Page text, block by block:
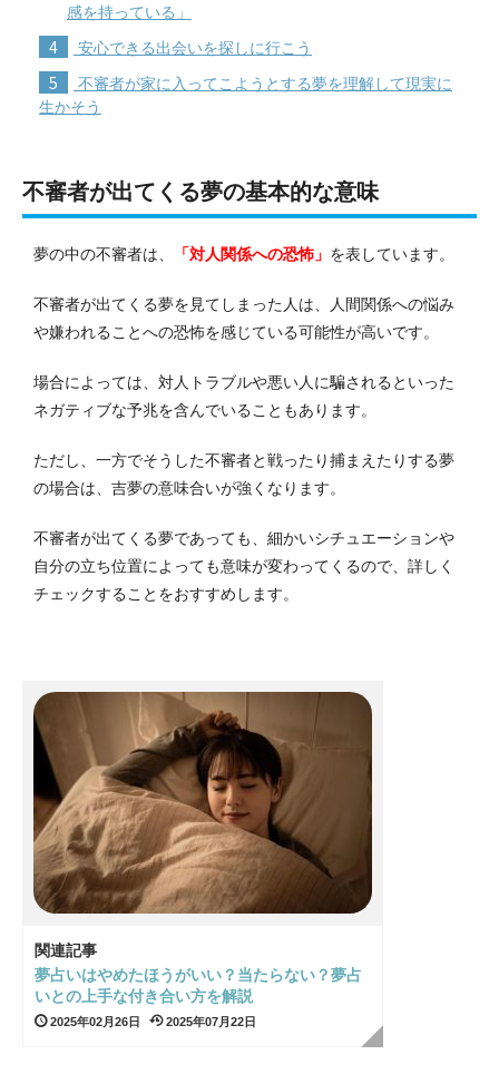
感を持っている」
4 安心できる出会いを探しに行こう
5
不審者が家に入ってこようとする夢を理解して現実に
生かそう
不審者が出てくる夢の基本的な意味
夢の中の不審者は、 「対人関係への恐怖」 を表しています。
不審者が出てくる夢を見てしまった人は、人間関係への悩み
や嫌われることへの恐怖を感じている可能性が高いです。
場合によっては、対人トラブルや悪い人に騙されるといった
ネガティブな予兆を含んでいることもあります。
ただし、一方でそうした不審者と戦ったり捕まえたりする夢
の場合は、吉夢の意味合いが強くなります。
不審者が出てくる夢であっても、細かいシチュエーションや
自分の立ち位置によっても意味が変わってくるので、詳しく
チェックすることをおすすめします。
関連記事
夢占いはやめたほうがいい？当たらない？夢占
いとの上手な付き合い方を解説
2025年02月26日 2025年07月22日